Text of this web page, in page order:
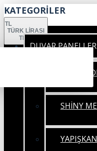
KATEGORİLER
TL
TÜRK LIRASI
TRY
DUVAR
SHİNY